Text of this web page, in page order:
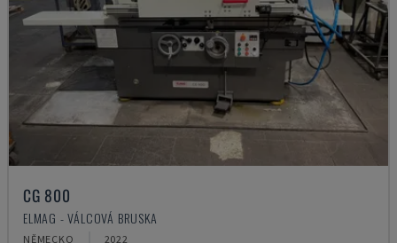
CG 800
ELMAG - VÁLCOVÁ BRUSKA
NĚMECKO 2022